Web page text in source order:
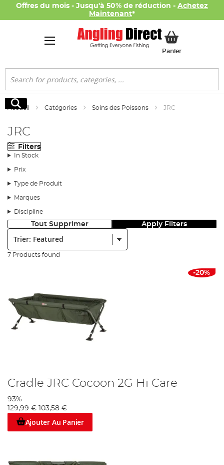
Offres du mois - Jusqu'à 50% de réduction - Achetez
Maintenant*
PanierMon panier
Rechercher
Rechercher
Accueil Catégories Soins des Poissons JRC
JRC
Filters
In Stock
Prix
Type de Produit
Marques
Discipline
Tout Supprimer Apply Filters
7 Products found
-20%
Cradle JRC Cocoon 2G Hi Care
93%
129,99 €
103,58 €
Ajouter Au Panier